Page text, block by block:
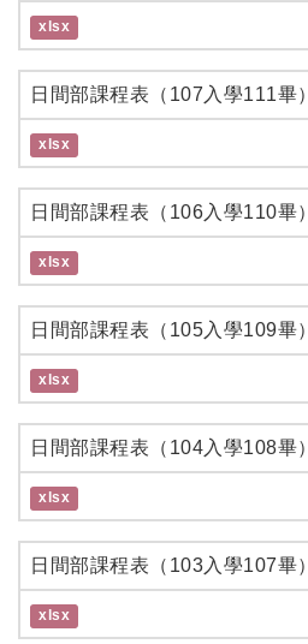
xlsx
日間部課程表（107入學111畢）
xlsx
日間部課程表（106入學110畢）
xlsx
日間部課程表（105入學109畢）
xlsx
日間部課程表（104入學108畢）
xlsx
日間部課程表（103入學107畢）
xlsx